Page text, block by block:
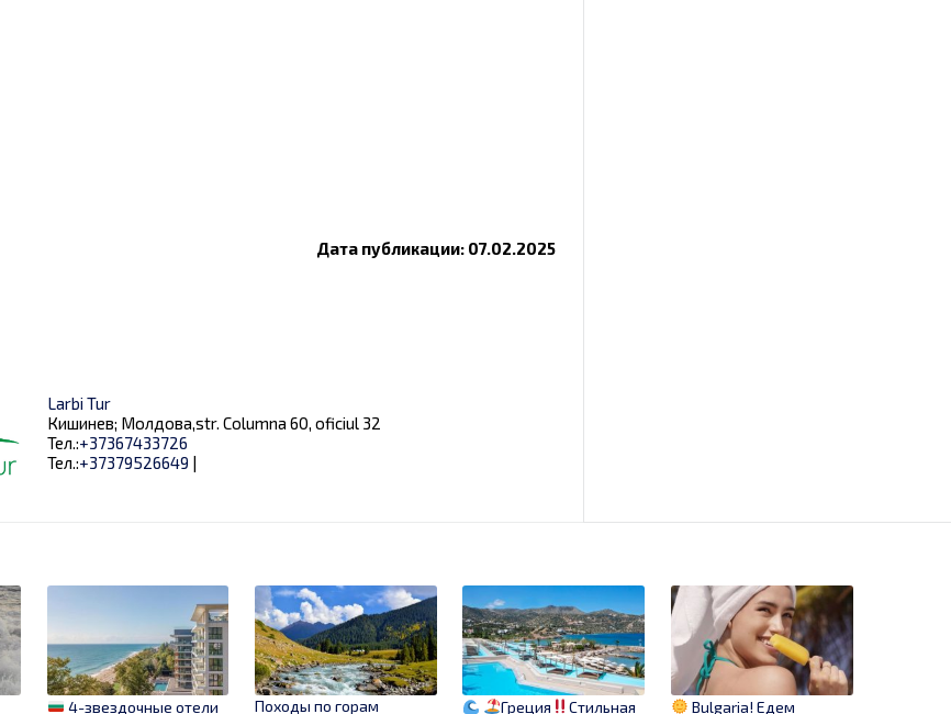
Дата публикации: 07.02.2025
Larbi Tur
Кишинев; Молдова,str. Columna 60, oficiul 32
Тел.:+37367433726
Тел.:+37379526649 |
4-звездочные отели
Походы по горам
Греция
Стильная
Bulgaria! Едем